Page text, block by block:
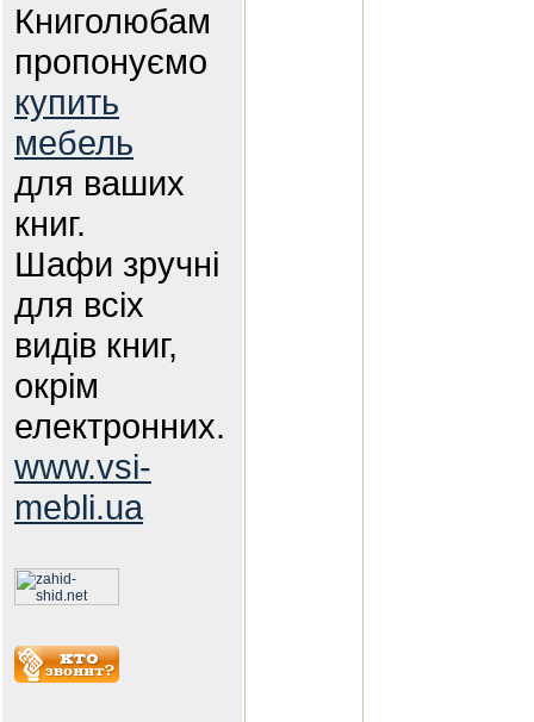
Книголюбам
пропонуємо
купить
мебель
для ваших
книг.
Шафи зручні
для всіх
видів книг,
окрім
електронних.
www.vsi-
mebli.ua